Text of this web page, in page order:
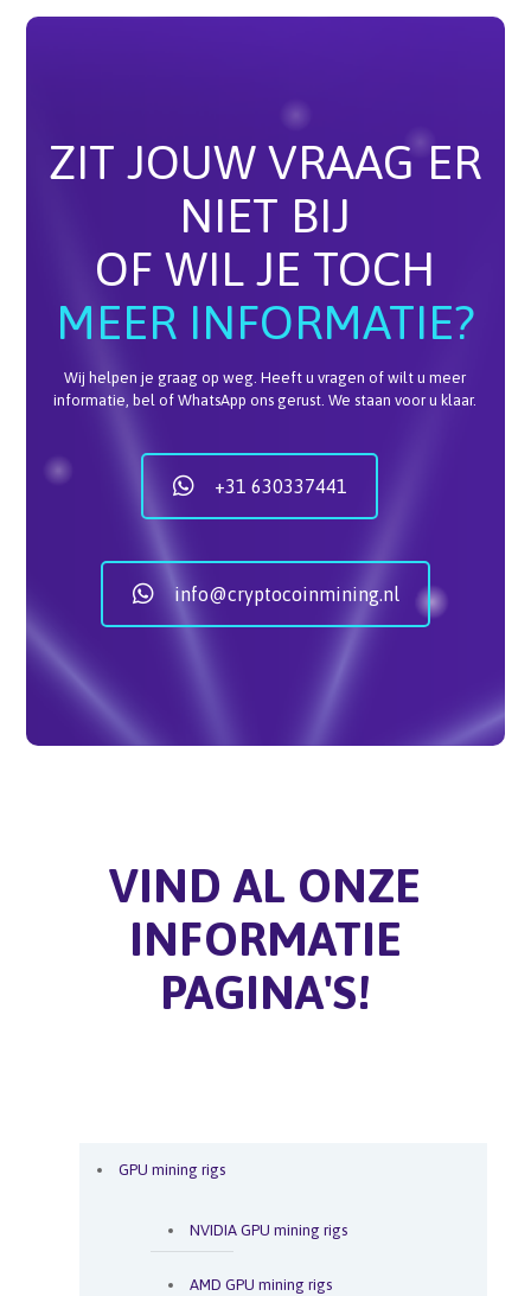
ZIT JOUW VRAAG ER
NIET BIJ
OF WIL JE TOCH
MEER INFORMATIE?
Wij helpen je graag op weg. Heeft u vragen of wilt u meer
informatie, bel of WhatsApp ons gerust. We staan voor u klaar.
+31 630337441
info@cryptocoinmining.nl
VIND AL ONZE
INFORMATIE
PAGINA'S!
GPU mining rigs
NVIDIA GPU mining rigs
AMD GPU mining rigs